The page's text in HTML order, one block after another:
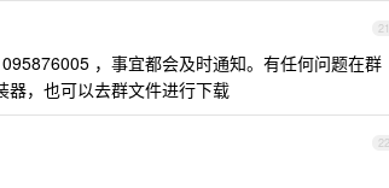
21
，事宜都会及时通知。有任何问题在群
器，也可以去群文件进行下载
22